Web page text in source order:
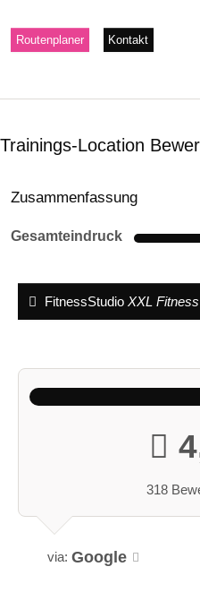
Routenplaner Kontakt
Trainings-Location
Zusammenfassung
Gesamteindruck
FitnessStudio XXL Fitness
318
via: Google